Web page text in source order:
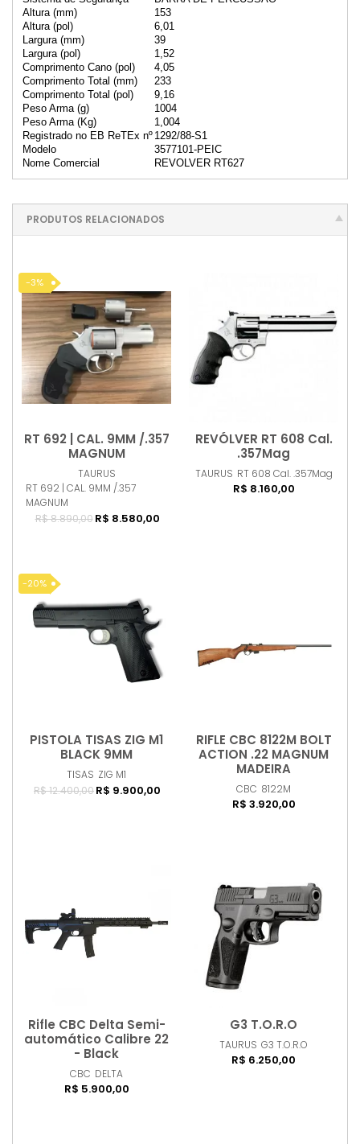
Altura (mm)
153
Altura (pol)
6,01
Largura (mm)
39
Largura (pol)
1,52
Comprimento Cano (pol)
4,05
Comprimento Total (mm)
233
Comprimento Total (pol)
9,16
Peso Arma (g)
1004
Peso Arma (Kg)
1,004
Registrado no EB ReTEx nº 1292/88-S1
Modelo
3577101-PEIC
Nome Comercial
REVOLVER RT627
PRODUTOS RELACIONADOS
-3%
RT 692 | CAL. 9MM /.357
MAGNUM
TAURUS
RT 692 | CAL. 9MM /.357
MAGNUM
R$ 8.890,00 R$ 8.580,00
Comprar
REVÓLVER RT 608 Cal.
.357Mag
TAURUS RT 608 Cal. .357Mag
R$ 8.160,00
Comprar
-20%
PISTOLA TISAS ZIG M1
BLACK 9MM
TISAS ZIG M1
R$ 12.400,00R$ 9.900,00
Comprar
RIFLE CBC 8122M BOLT
ACTION .22 MAGNUM
MADEIRA
CBC 8122M
R$ 3.920,00
Comprar
Rifle CBC Delta Semi-
automático Calibre 22
- Black
CBC DELTA
R$ 5.900,00
Comprar G3 T.O.R.O
TAURUS G3 T.O.R.O
R$ 6.250,00
Esgotado